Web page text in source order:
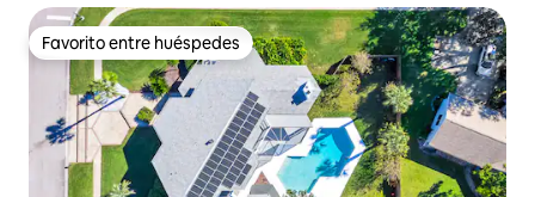
Favorito entre huéspedes
Favorito entre huéspedes